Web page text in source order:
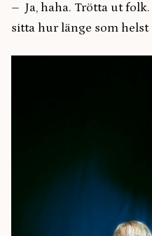
– Ja, haha. Trötta ut
sitta hur länge som helst